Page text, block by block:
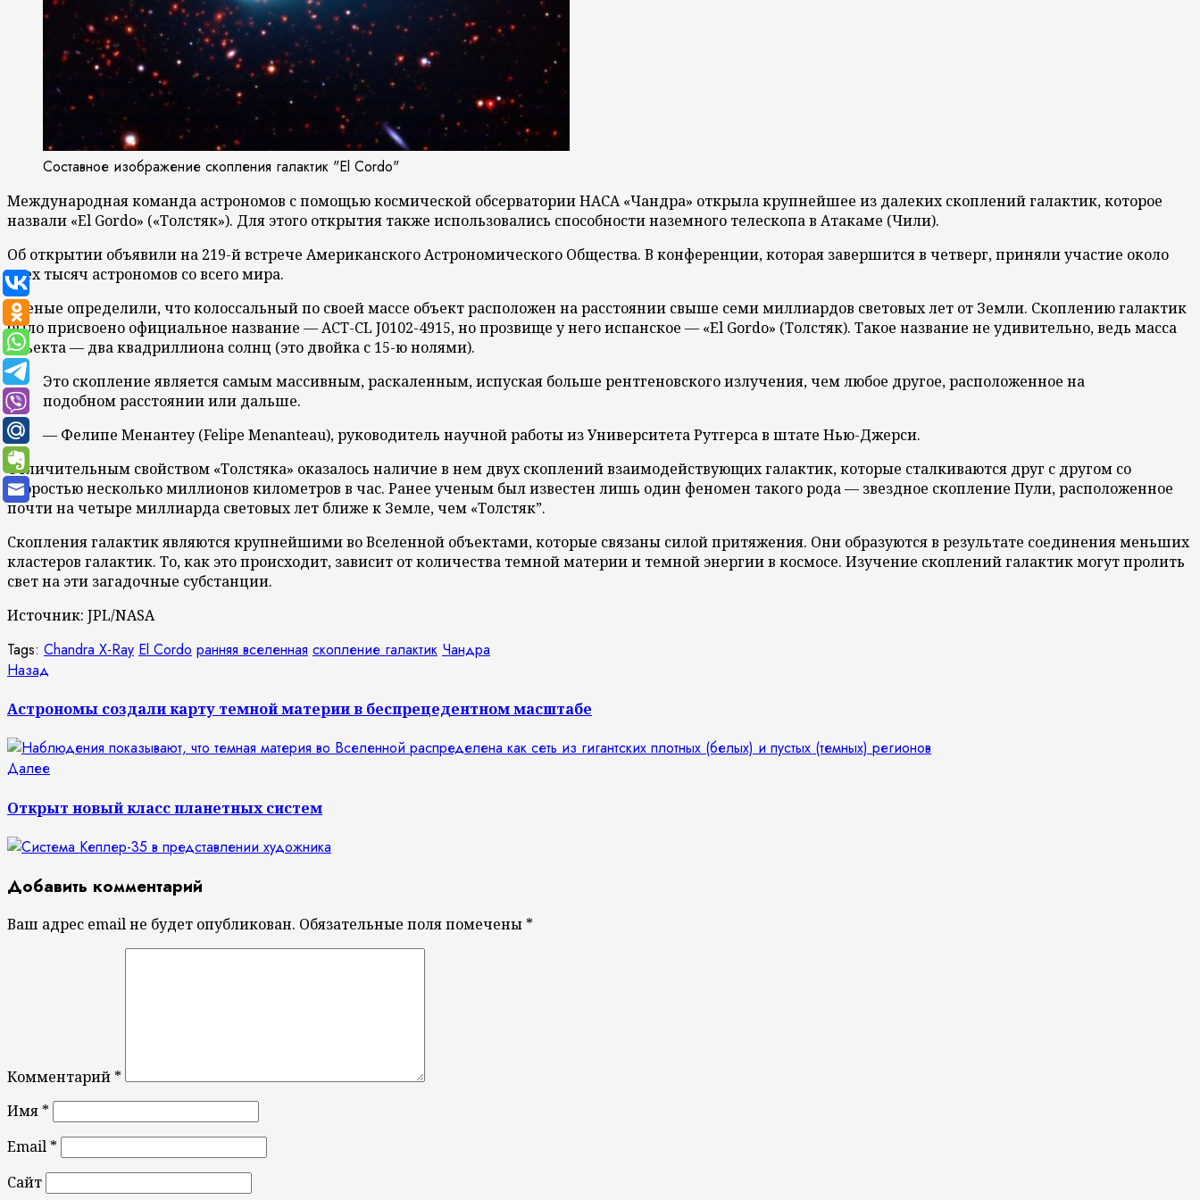
Составное изображение скопления галактик "El Cordo"
Международная команда астрономов с помощью космической обсерватории НАСА «Чандра» открыла крупнейшее из далеких скоплений галактик, которое
назвали «El Gordo» («Толстяк»). Для этого открытия также использовались способности наземного телескопа в Атакаме (Чили).
Об открытии объявили на 219-й встрече Американского Астрономического Общества. В конференции, которая завершится в четверг, приняли участие около
трех тысяч астрономов со всего мира.
Ученые определили, что колоссальный по своей массе объект расположен на расстоянии свыше семи миллиардов световых лет от Земли. Скоплению галактик
было присвоено официальное название — ACT-CL J0102-4915, но прозвище у него испанское — «El Gordo» (Толстяк). Такое название не удивительно, ведь масса
объекта — два квадриллиона солнц (это двойка с 15-ю нолями).
Это скопление является самым массивным, раскаленным, испуская больше рентгеновского излучения, чем любое другое, расположенное на
подобном расстоянии или дальше.
— Фелипе Менантеу (Felipe Menanteau), руководитель научной работы из Университета Рутгерса в штате Нью-Джерси.
Отличительным свойством «Толстяка» оказалось наличие в нем двух скоплений взаимодействующих галактик, которые сталкиваются друг с другом со
скоростью несколько миллионов километров в час. Ранее ученым был известен лишь один феномен такого рода — звездное скопление Пули, расположенное
почти на четыре миллиарда световых лет ближе к Земле, чем «Толстяк”.
Скопления галактик являются крупнейшими во Вселенной объектами, которые связаны силой притяжения. Они образуются в результате соединения меньших
кластеров галактик. То, как это происходит, зависит от количества темной материи и темной энергии в космосе. Изучение скоплений галактик могут пролить
свет на эти загадочные субстанции.
Источник: JPL/NASA
Tags: Chandra X-Ray El Cordo ранняя вселенная скопление галактик Чандра
Продолжить
чтение
Назад
Астрономы создали карту темной материи в беспрецедентном масштабе
ДалееСледующая
Открыт новый класс планетных систем
Добавить комментарий
Ваш адрес email не будет опубликован. Обязательные поля помечены *
Комментарий *
Имя *
Email *
Сайт